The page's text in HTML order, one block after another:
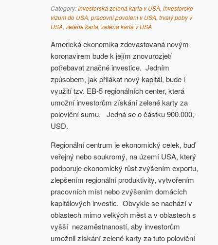
Category:Investorská zelená karta v USA, investorske
vizum do USA, pracovni povoleni v USA, trvalý poby v
USA, zelena karta, zelena karta v USA
Americká ekonomika zdevastovaná novým
koronavirem bude k jejím znovurozjetí
potřebavat značné investice. Jedním
způsobem, jak přilákat nový kapitál, bude i
využití tzv. EB-5 regionálních center, která
umožní investorům získání zelené karty za
poloviční sumu. Jedná se o částku 900.000,-
USD.
Regionální centrum je ekonomický celek, buď
veřejný nebo soukromý, na území USA, který
podporuje ekonomický růst zvýšením exportu,
zlepšením regionální produktivity, vytvořením
pracovních míst nebo zvýšením domácích
kapitálových investic. Obvykle se nachází v
oblastech mimo velkých měst a v oblastech s
vyšší nezaměstnaností, aby investorům
umožnil získání zelené karty za tuto poloviční